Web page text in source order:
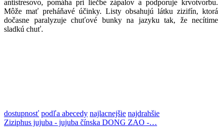
antistresovo, pomáha pri liečbe zápalov a podporuje krvotvorbu.
Môže mať preháňavé účinky. Listy obsahujú látku zizifín, ktorá
dočasne paralyzuje chuťové bunky na jazyku tak, že necítime
sladkú chuť.
dostupnosť podľa abecedy najlacnejšie najdrahšie
Ziziphus jujuba - jujuba čínska DONG ZAO -…